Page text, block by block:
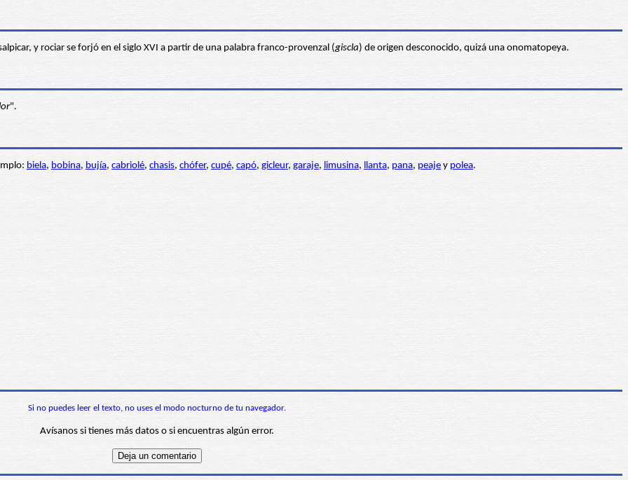
y rociar se forjó en el siglo XVI a partir de una palabra franco-provenzal (giscla) de origen desconocido, quizá una onomatopeya.
".
biela, bobina, bujía, cabriolé, chasis, chófer, cupé, capó, gicleur, garaje, limusina, llanta, pana, peaje y polea.
Si no puedes leer el texto, no uses el modo nocturno de tu navegador.
Avísanos si tienes más datos o si encuentras algún error.